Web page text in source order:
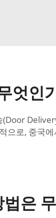
엇인
으로, 중국
은